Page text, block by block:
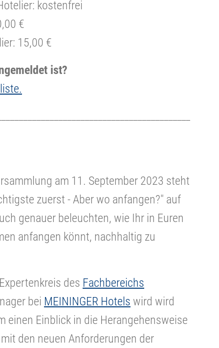
kostenfrei
€
15,00 €
ist?
am 11. September 2023 steht
zuerst - Aber wo anfangen?" auf
genauer beleuchten, wie Ihr in Euren
anfangen könnt, nachhaltig zu
des Fachbereichs
bei MEININGER Hotels wird wird
einen Einblick in die Herangehensweise
den neuen Anforderungen der